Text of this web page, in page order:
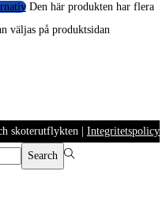
Den här produkten har flera
väljas på produktsidan
skoterutflykten Integritetspolicy
Search